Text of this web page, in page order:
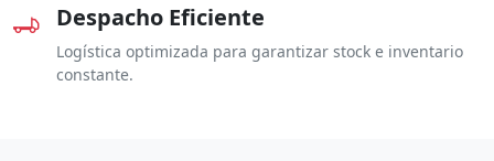
Despacho Eficiente
Logística optimizada para garantizar stock e inventario
constante.